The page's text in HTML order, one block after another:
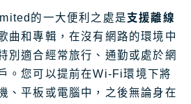
的一大便利之處是支援離線
曲和專輯，在沒有網路的環境中
別適合經常旅行、通勤或處於網
。您可以提前在Wi-Fi環境下將
、平板或電腦中，之後無論身在